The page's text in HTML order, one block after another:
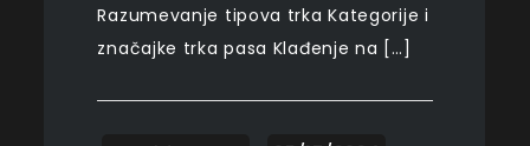
Razumevanje tipova trka Kategorije i
značajke trka pasa Klađenje na […]